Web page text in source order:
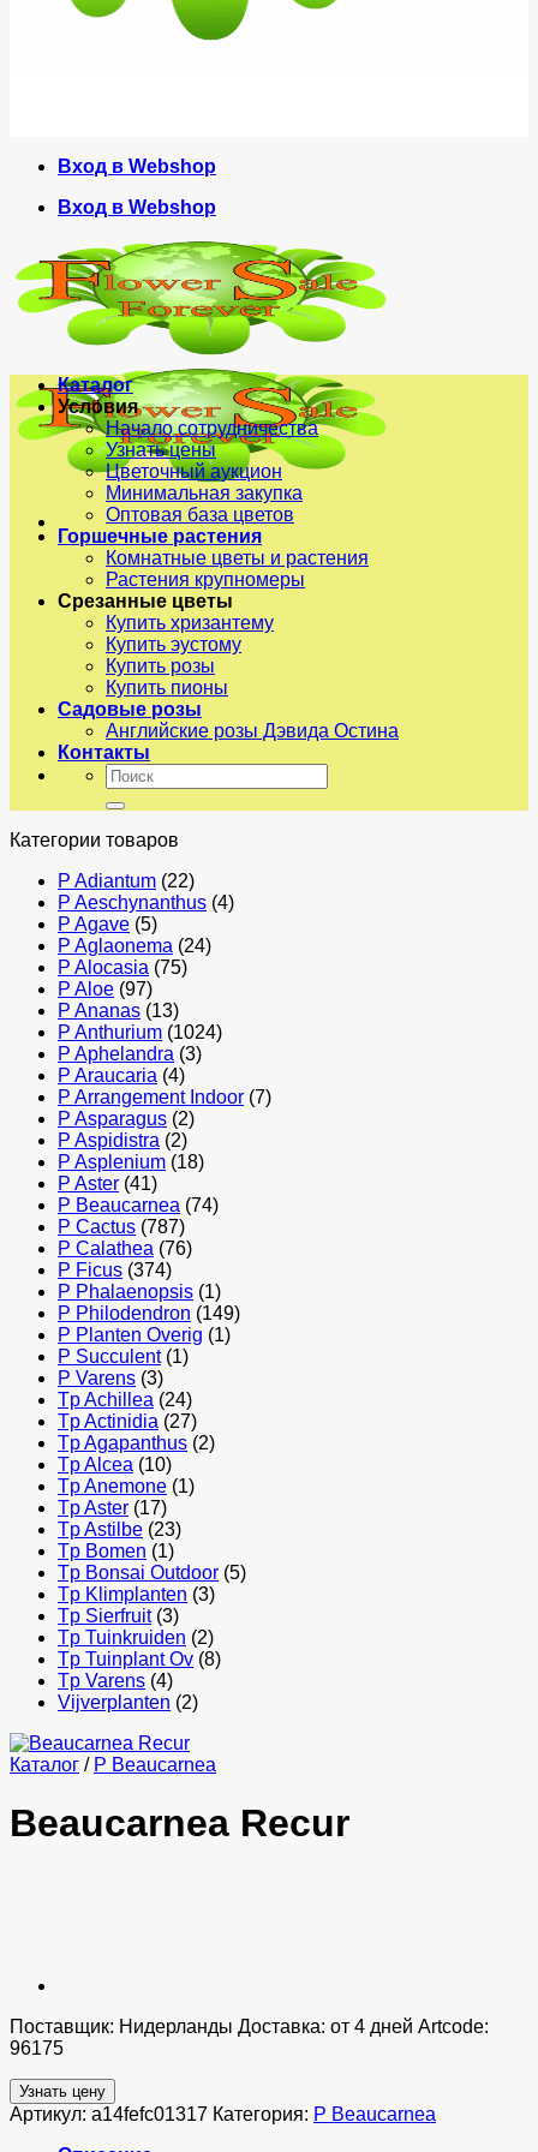
Вход в Webshop
Вход в Webshop
Каталог
Условия
Начало сотрудничества
Узнать цены
Цветочный аукцион
Минимальная закупка
Оптовая база цветов
Горшечные растения
Комнатные цветы и растения
Растения крупномеры
Срезанные цветы
Купить хризантему
Купить эустому
Купить розы
Купить пионы
Садовые розы
Английские розы Дэвида Остина
Контакты
Искать:
Категории товаров
P Adiantum (22)
P Aeschynanthus (4)
P Agave (5)
P Aglaonema (24)
P Alocasia (75)
P Aloe (97)
P Ananas (13)
P Anthurium (1024)
P Aphelandra (3)
P Araucaria (4)
P Arrangement Indoor (7)
P Asparagus (2)
P Aspidistra (2)
P Asplenium (18)
P Aster (41)
P Beaucarnea (74)
P Cactus (787)
P Calathea (76)
P Ficus (374)
P Phalaenopsis (1)
P Philodendron (149)
P Planten Overig (1)
P Succulent (1)
P Varens (3)
Tp Achillea (24)
Tp Actinidia (27)
Tp Agapanthus (2)
Tp Alcea (10)
Tp Anemone (1)
Tp Aster (17)
Tp Astilbe (23)
Tp Bomen (1)
Tp Bonsai Outdoor (5)
Tp Klimplanten (3)
Tp Sierfruit (3)
Tp Tuinkruiden (2)
Tp Tuinplant Ov (8)
Tp Varens (4)
Vijverplanten (2)
Каталог / P Beaucarnea
Beaucarnea Recur
Поставщик: Нидерланды Доставка: от 4 дней Artcode:
96175
Узнать цену
Артикул: a14fefc01317 Категория: P Beaucarnea